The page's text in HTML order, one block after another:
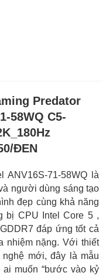
Predator
58WQ C5-
ĐEN
ANV16S-71-58WQ là
người dùng sáng tạo
đẹp cùng khả năng
bị CPU Intel Core 5 ,
đáp ứng tốt cả
nhiệm nặng. Với thiết
mới, đây là mẫu
muốn “bước vào kỷ